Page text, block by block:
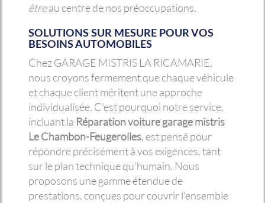
êtreau centre de nos préoccupations.
SOLUTIONS SUR MESURE POUR VOS
BESOINS AUTOMOBILES
Chez GARAGE MISTRIS LA RICAMARIE,
nous croyons fermement que chaque véhicule
et chaque client méritent une approche
individualisée. C'est pourquoi notre service,
incluant la Réparation voiture garage mistris
Le Chambon-Feugerolles, est pensé pour
répondre précisément à vos exigences, tant
sur le plan technique qu'humain. Nous
proposons une gamme étendue de
prestations, conçues pour couvrir l'ensemble